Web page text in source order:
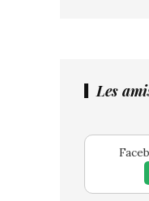
Les